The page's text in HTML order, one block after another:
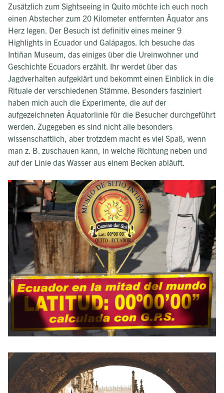
Zusätzlich zum Sightseeing in Quito möchte ich euch noch
einen Abstecher zum 20 Kilometer entfernten Äquator ans
Herz legen. Der Besuch ist definitiv eines meiner 9
Highlights in Ecuador und Galápagos. Ich besuche das
Intiñan Museum, das einiges über die Ureinwohner und
Geschichte Ecuadors erzählt. Ihr werdet über das
Jagdverhalten aufgeklärt und bekommt einen Einblick in die
Rituale der verschiedenen Stämme. Besonders fasziniert
haben mich auch die Experimente, die auf der
aufgezeichneten Äquatorlinie für die Besucher durchgeführt
werden. Zugegeben es sind nicht alle besonders
wissenschaftlich, aber trotzdem macht es viel Spaß, wenn
man z. B. zuschauen kann, in welche Richtung neben und
auf der Linie das Wasser aus einem Becken abläuft.